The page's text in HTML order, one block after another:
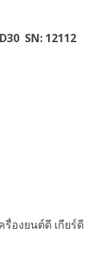
SN: 12112
องยนต์ดี เกียร์ดี